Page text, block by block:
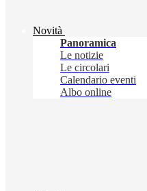
Novità
Panoramica
Le notizie
Le circolari
Calendario eventi
Albo online